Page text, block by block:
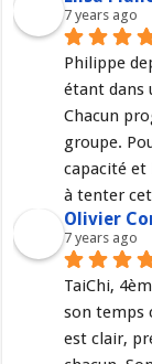
7 years ago
Philippe
étant dans
Chacun
groupe.
capacité et
à tenter
Olivier
7 years ago
TaiChi,
son temps
est clair,